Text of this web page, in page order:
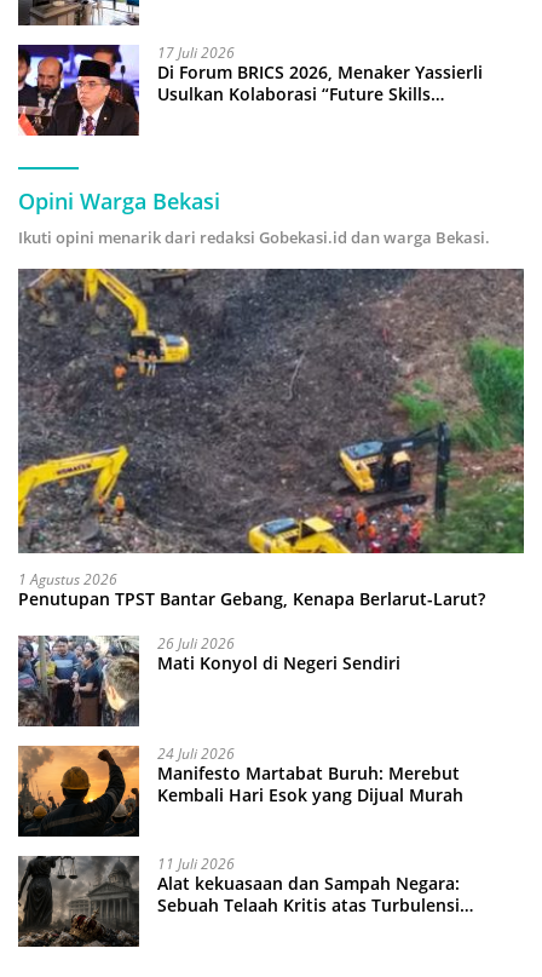
17 Juli 2026
Di Forum BRICS 2026, Menaker Yassierli
Usulkan Kolaborasi “Future Skills
Opini Warga Bekasi
Ikuti opini menarik dari redaksi Gobekasi.id dan warga Bekasi.
1 Agustus 2026
Penutupan TPST Bantar Gebang, Kenapa Berlarut-Larut?
26 Juli 2026
Mati Konyol di Negeri Sendiri
24 Juli 2026
Manifesto Martabat Buruh: Merebut
Kembali Hari Esok yang Dijual Murah
11 Juli 2026
Alat kekuasaan dan Sampah Negara:
Sebuah Telaah Kritis atas Turbulensi